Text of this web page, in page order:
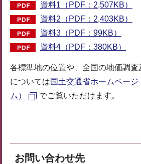
資料1（PDF：2,507KB）
資料2（PDF：2,403KB）
資料3（PDF：99KB）
資料4（PDF：380KB）
各標準地の位置や、全国の地価調査
については国土交通省ホームペー
ム）
でご覧いただけます。
お問い合わせ先